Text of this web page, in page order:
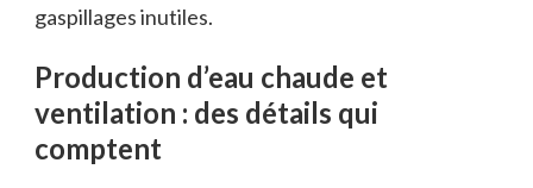
gaspillages inutiles.
Production d’eau chaude et
ventilation : des détails qui
comptent